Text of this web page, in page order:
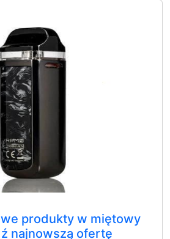
produkty w miętowy
najnowszą ofertę